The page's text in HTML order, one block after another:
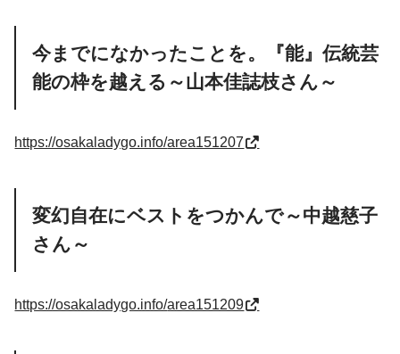
今までになかったことを。『能』伝統芸
能の枠を越える～山本佳誌枝さん～
https://osakaladygo.info/area151207
変幻自在にベストをつかんで～中越慈子
さん～
https://osakaladygo.info/area151209